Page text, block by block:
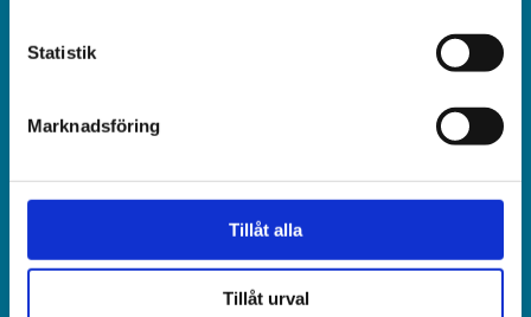
Statistik
Marknadsföring
Tillåt alla
Tillåt urval
(kl 10–12, 14–16)
Redaktionen:
Världen idag, Box 6015